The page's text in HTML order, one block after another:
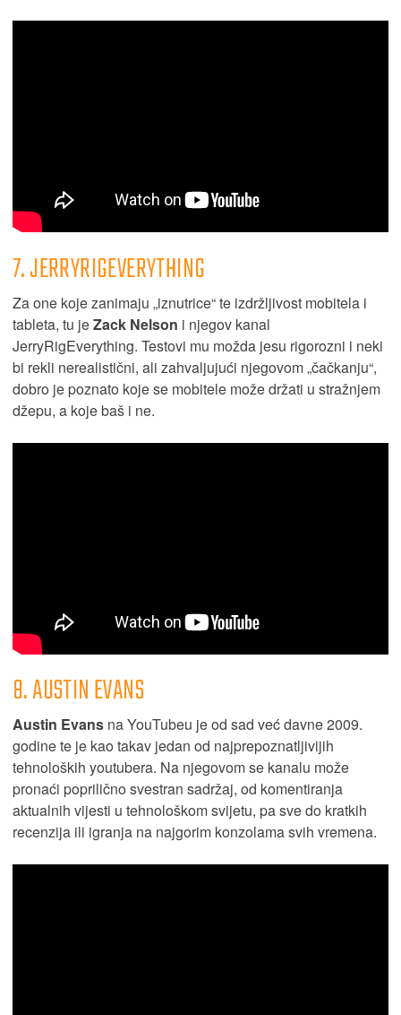
7. JERRYRIGEVERYTHING
Za one koje zanimaju „iznutrice“ te izdržljivost mobitela i
tableta, tu jeZack Nelson i njegov kanal
JerryRigEverything. Testovi mu možda jesu rigorozni i neki
bi rekli nerealistični, ali zahvaljujući njegovom „čačkanju“,
dobro je poznato koje se mobitele može držati u stražnjem
džepu, a koje baš i ne.
8. AUSTIN EVANS
Austin Evans na YouTubeu je od sad već davne 2009.
godine te je kao takav jedan od najprepoznatljivijih
tehnoloških youtubera. Na njegovom se kanalu može
pronaći poprilično svestran sadržaj, od komentiranja
aktualnih vijesti u tehnološkom svijetu, pa sve do kratkih
recenzija ili igranja na najgorim konzolama svih vremena.